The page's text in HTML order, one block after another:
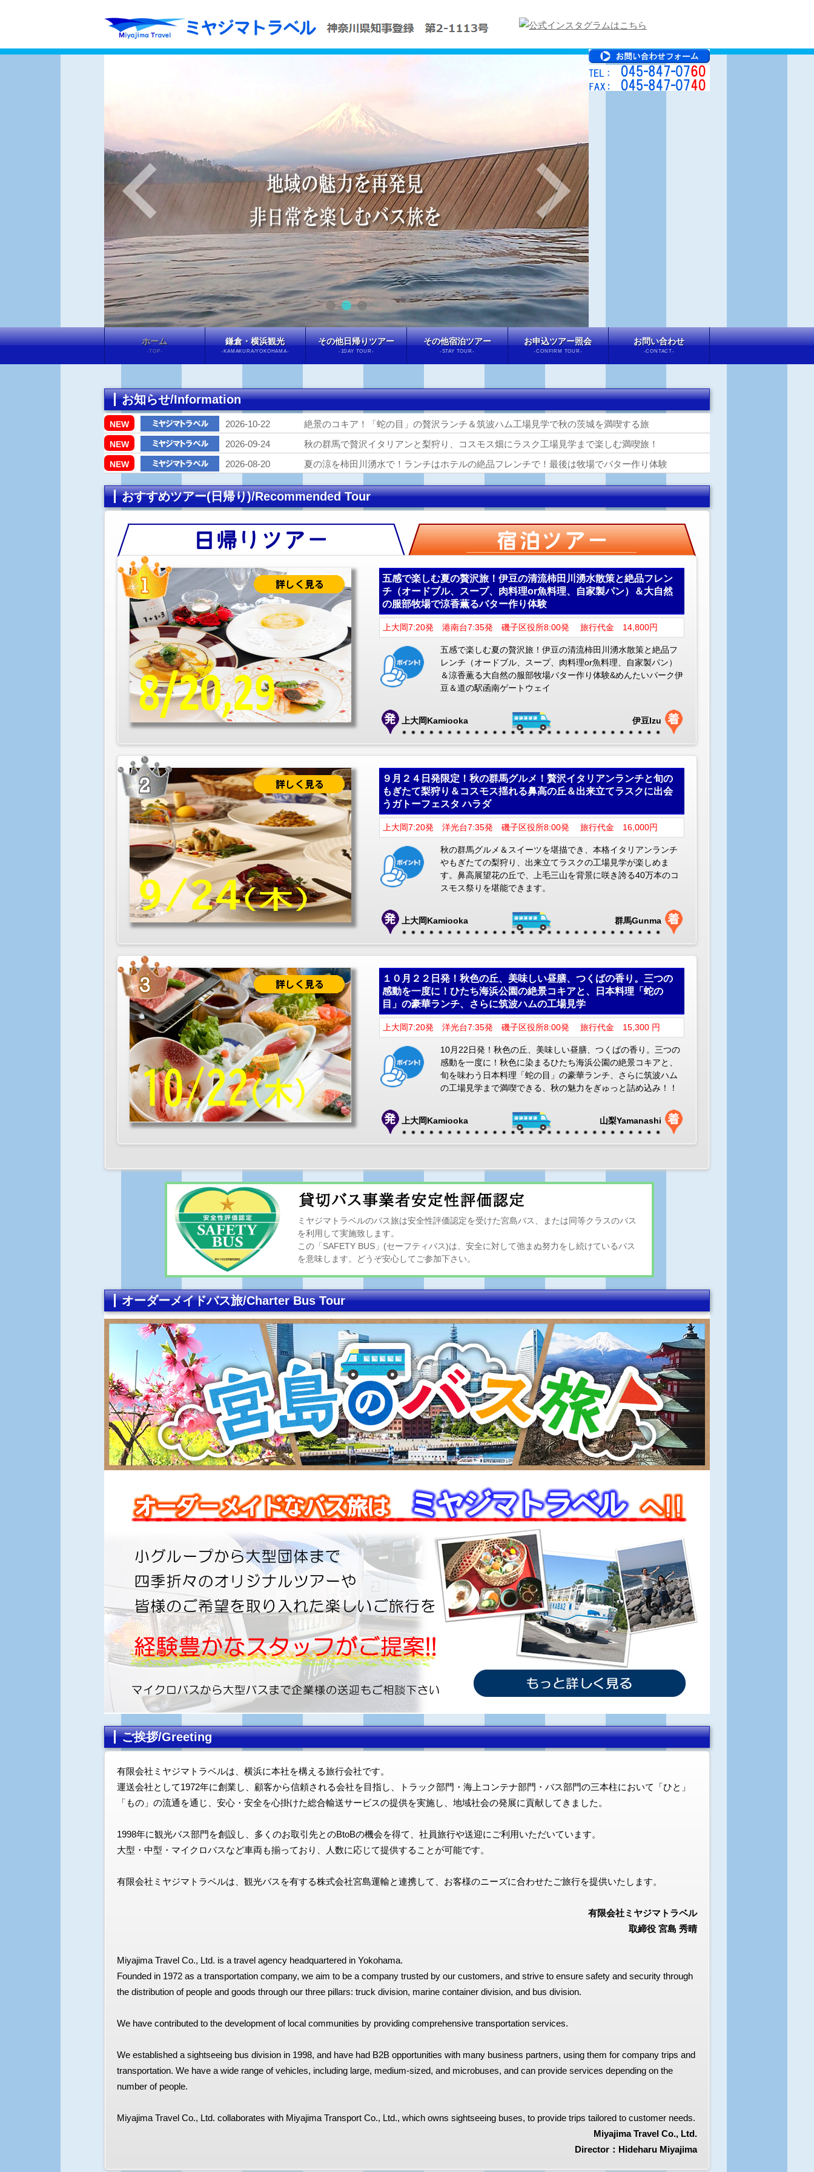
ホーム
-TOP-
鎌倉・横浜観光
-KAMAKURA/YOKOHAMA-
その他日帰りツアー
-1DAY TOUR-
その他宿泊ツアー
-STAY TOUR-
お申込ツアー照会
-CONFIRM TOUR-
お問い合わせ
-CONTACT-
お知らせ/Information
NEW 2026-10-22 絶景のコキア！「蛇の目」の贅沢ランチ＆筑波ハム工場見学で秋の茨城を満喫する旅
NEW 2026-09-24 秋の群馬で贅沢イタリアンと梨狩り、コスモス畑にラスク工場見学まで楽しむ満喫旅！
NEW 2026-08-20 夏の涼を柿田川湧水で！ランチはホテルの絶品フレンチで！最後は牧場でバター作り体験
おすすめツアー(日帰り)/Recommended Tour
五感で楽しむ夏の贅沢旅！伊豆の清流柿田川湧水散策と絶品フレン
チ（オードブル、スープ、肉料理or魚料理、自家製パン）＆大自然
の服部牧場で涼香薫るバター作り体験
上大岡7:20発 港南台7:35発 磯子区役所8:00発 旅行代金 14,800円
五感で楽しむ夏の贅沢旅！伊豆の清流柿田川湧水散策と絶品フ
レンチ（オードブル、スープ、肉料理or魚料理、自家製パン）
＆涼香薫る大自然の服部牧場バター作り体験&めんたいパーク伊
豆＆道の駅函南ゲートウェイ
上大岡Kamiooka 伊豆Izu
９月２４日発限定！秋の群馬グルメ！贅沢イタリアンランチと旬の
もぎたて梨狩り＆コスモス揺れる鼻高の丘＆出来立てラスクに出会
うガトーフェスタ ハラダ
上大岡7:20発 洋光台7:35発 磯子区役所8:00発 旅行代金 16,000円
秋の群馬グルメ＆スイーツを堪描でき、本格イタリアンランチ
やもぎたての梨狩り、出来立てラスクの工場見学が楽しめま
す。鼻高展望花の丘で、上毛三山を背景に咲き誇る40万本のコ
スモス祭りを堪能できます。
上大岡Kamiooka 群馬Gunma
１０月２２日発！秋色の丘、美味しい昼膳、つくばの香り。三つの
感動を一度に！ひたち海浜公園の絶景コキアと、日本料理「蛇の
目」の豪華ランチ、さらに筑波ハムの工場見学
上大岡7:20発 洋光台7:35発 磯子区役所8:00発 旅行代金 15,300 円
10月22日発！秋色の丘、美味しい昼膳、つくばの香り。三つの
感動を一度に！秋色に染まるひたち海浜公園の絶景コキアと、
旬を味わう日本料理「蛇の目」の豪華ランチ、さらに筑波ハム
の工場見学まで満喫できる、秋の魅力をぎゅっと詰め込み！！
上大岡Kamiooka 山梨Yamanashi
ミヤジマトラベルのバス旅は安全性評価認定を受けた宮島バス、または同等クラスのバス
を利用して実施致します。
この「SAFETY BUS」(セーフティバス)は、安全に対して弛まぬ努力をし続けているバス
を意味します。どうぞ安心してご参加下さい。
オーダーメイドバス旅/Charter Bus Tour
ご挨拶/Greeting
有限会社ミヤジマトラベルは、横浜に本社を構える旅行会社です。
運送会社として1972年に創業し、顧客から信頼される会社を目指し、トラック部門・海上コンテナ部門・バス部門の三本柱において「ひと」
「もの」の流通を通じ、安心・安全を心掛けた総合輸送サービスの提供を実施し、地域社会の発展に貢献してきました。
1998年に観光バス部門を創設し、多くのお取引先とのBtoBの機会を得て、社員旅行や送迎にご利用いただいています。
大型・中型・マイクロバスなど車両も揃っており、人数に応じて提供することが可能です。
有限会社ミヤジマトラベルは、観光バスを有する株式会社宮島運輸と連携して、お客様のニーズに合わせたご旅行を提供いたします。
有限会社ミヤジマトラベル
取締役 宮島 秀晴
Miyajima Travel Co., Ltd. is a travel agency headquartered in Yokohama.
Founded in 1972 as a transportation company, we aim to be a company trusted by our customers, and strive to ensure safety and security through
the distribution of people and goods through our three pillars: truck division, marine container division, and bus division.
We have contributed to the development of local communities by providing comprehensive transportation services.
We established a sightseeing bus division in 1998, and have had B2B opportunities with many business partners, using them for company trips and
transportation. We have a wide range of vehicles, including large, medium-sized, and microbuses, and can provide services depending on the
number of people.
Miyajima Travel Co., Ltd. collaborates with Miyajima Transport Co., Ltd., which owns sightseeing buses, to provide trips tailored to customer needs.
Miyajima Travel Co., Ltd.
Director：Hideharu Miyajima